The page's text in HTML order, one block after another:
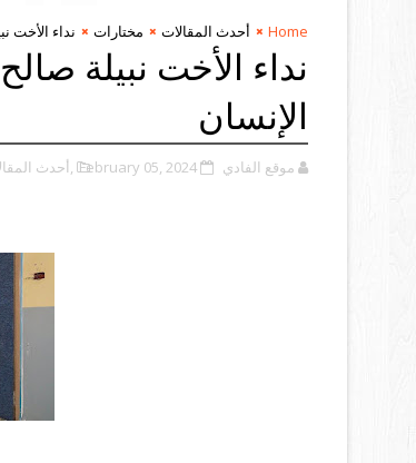
Home أحدث المقالات مختارات نداء الأخت
نداء الأخت نبيلة
الإنسان
موقع الفادي February 05, 2024 ,أحدث